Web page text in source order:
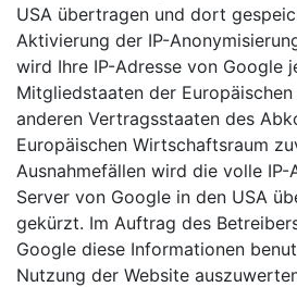
USA übertragen und dort
Aktivierung der IP-
wird Ihre IP-Adresse von Google
Mitgliedstaaten der
anderen Vertragsstaaten des
Europäischen Wirtschaftsraum
Ausnahmefällen wird die volle IP-
Server von Google in den USA
gekürzt. Im Auftrag des
Google diese Informationen
Nutzung der Website